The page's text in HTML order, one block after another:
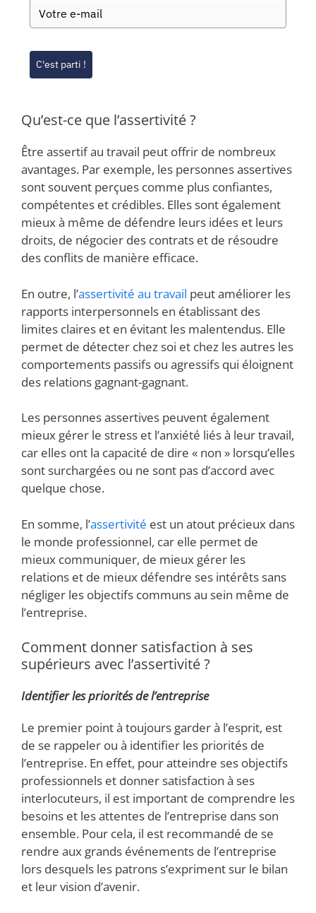
C'est parti !
Qu’est-ce que l’assertivité ?
Être assertif au travail peut offrir de nombreux
avantages. Par exemple, les personnes assertives
sont souvent perçues comme plus confiantes,
compétentes et crédibles. Elles sont également
mieux à même de défendre leurs idées et leurs
droits, de négocier des contrats et de résoudre
des conflits de manière efficace.
En outre, l’assertivité au travail peut améliorer les
rapports interpersonnels en établissant des
limites claires et en évitant les malentendus. Elle
permet de détecter chez soi et chez les autres les
comportements passifs ou agressifs qui éloignent
des relations gagnant-gagnant.
Les personnes assertives peuvent également
mieux gérer le stress et l’anxiété liés à leur travail,
car elles ont la capacité de dire « non » lorsqu’elles
sont surchargées ou ne sont pas d’accord avec
quelque chose.
En somme, l’assertivité est un atout précieux dans
le monde professionnel, car elle permet de
mieux communiquer, de mieux gérer les
relations et de mieux défendre ses intérêts sans
négliger les objectifs communs au sein même de
l’entreprise.
Comment donner satisfaction à ses
supérieurs avec l’assertivité ?
Identifier les priorités de l’entreprise
Le premier point à toujours garder à l’esprit, est
de se rappeler ou à identifier les priorités de
l’entreprise. En effet, pour atteindre ses objectifs
professionnels et donner satisfaction à ses
interlocuteurs, il est important de comprendre les
besoins et les attentes de l’entreprise dans son
ensemble. Pour cela, il est recommandé de se
rendre aux grands événements de l’entreprise
lors desquels les patrons s’expriment sur le bilan
et leur vision d’avenir.